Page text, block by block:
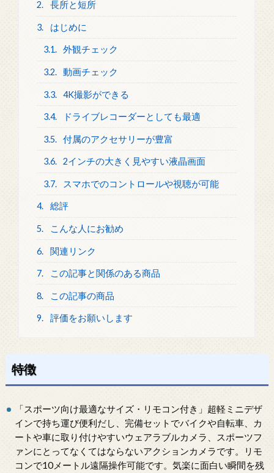
2. 長所と短所
3. はじめに
3.1. 外観チェック
3.2. 動画チェック
3.3. 4K撮影ができる
3.4. ドライブレコーダーとしても最適
3.5. 付属のアクセサリーが豊富
3.6. 2インチの大きく見やすい液晶画面
3.7. スマホでのコントロールや視聴が可能
4. 総評
5. こんな人にお勧め
6. 関連リンク
7. この記事と関係のある商品
8. この記事の商品
9. 評価をお願いします
特徴
「スポーツ向け最適なサイズ・リモコン付き」超軽ミニデザ
インで持ち運び便利だし、完備セットでバイクや自転車、カ
ートや車に取り付けやすいウェアラブルカメラ、スポーツフ
ァンにとってなくてはならないアクションカメラです。リモ
コンで10メートル遠隔操作可能です。気楽に面白い瞬間を残